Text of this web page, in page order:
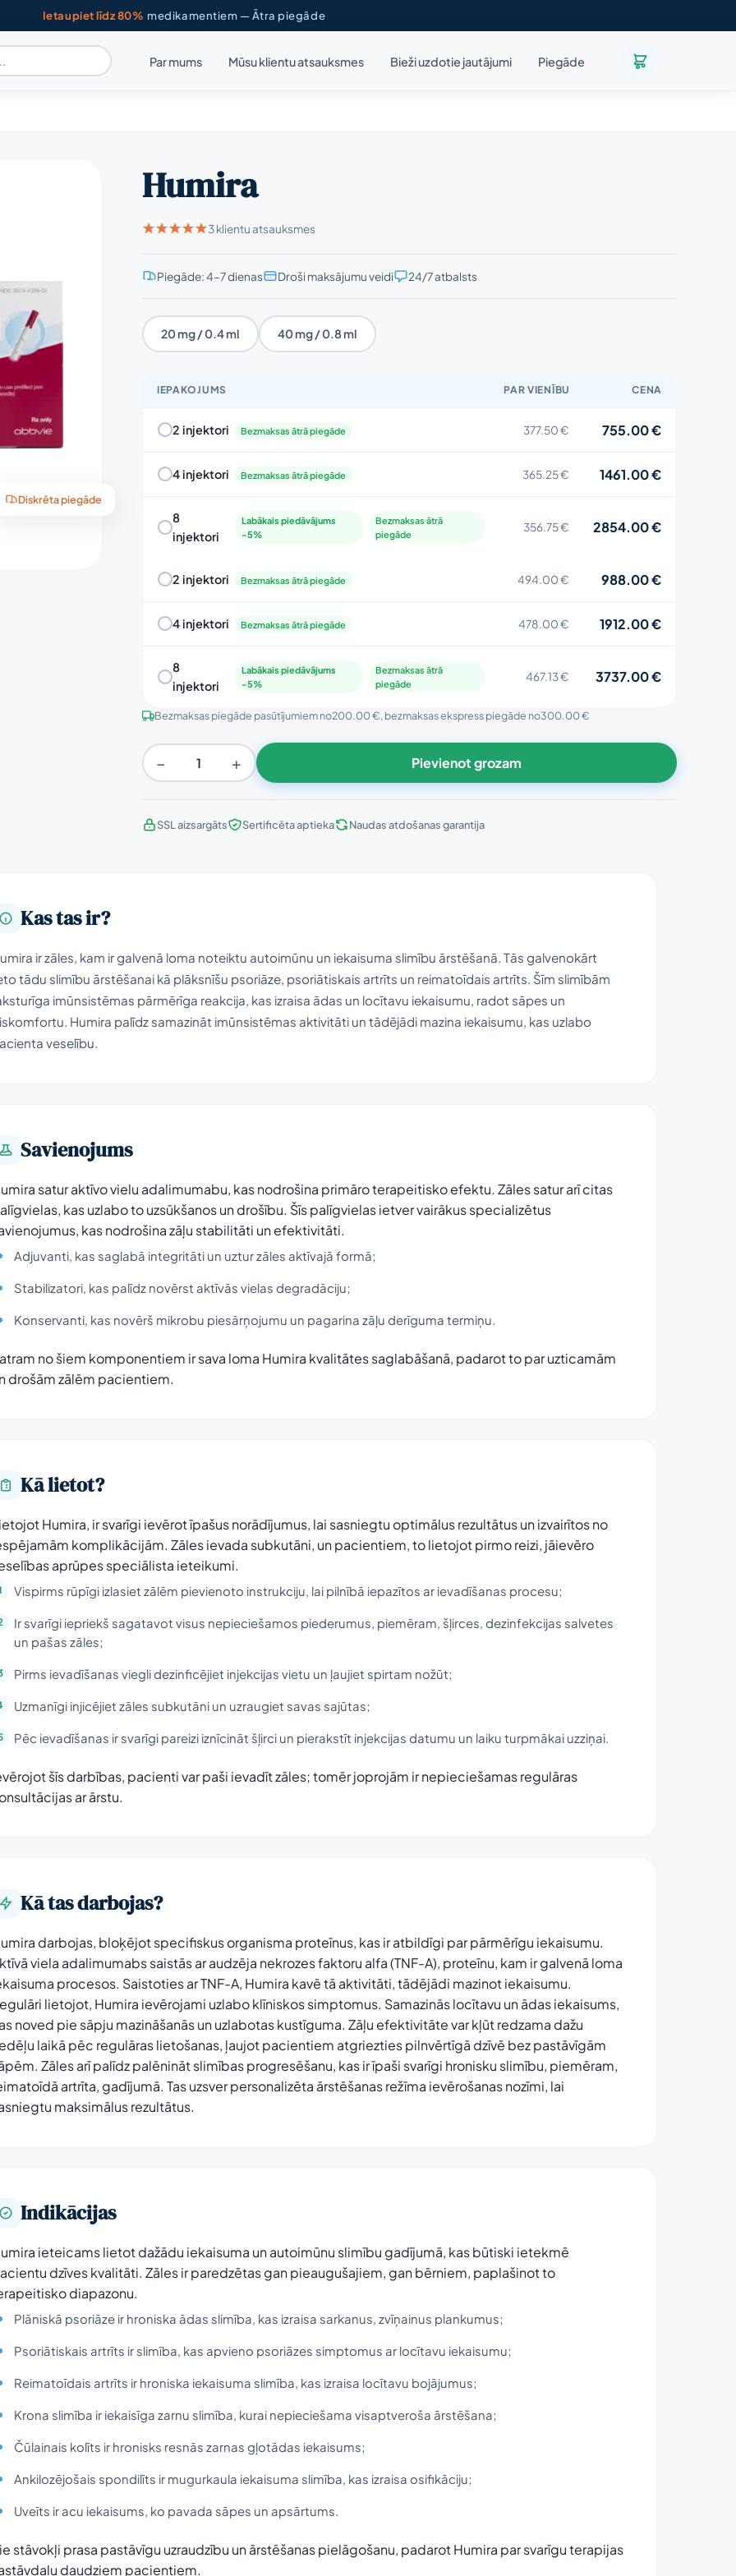
Ietaupiet līdz 80% medikamentiem — Ātra piegāde
Par mums Mūsu klientu atsauksmes Bieži uzdotie jautājumi Piegāde
Diskrēta piegāde
Humira
3 klientu atsauksmes
Piegāde: 4–7 dienas Droši maksājumu veidi 24/7 atbalsts
20 mg / 0.4 ml 40 mg / 0.8 ml
IEPAKOJUMS PAR VIENĪBU CENA
2 injektori Bezmaksas ātrā piegāde 377.50 € 755.00 €
4 injektori Bezmaksas ātrā piegāde 365.25 € 1461.00 €
8
injektori
Labākais piedāvājums
-5%
Bezmaksas ātrā
piegāde
356.75 € 2854.00 €
2 injektori Bezmaksas ātrā piegāde 494.00 € 988.00 €
4 injektori Bezmaksas ātrā piegāde 478.00 € 1912.00 €
8
injektori
Labākais piedāvājums
-5%
Bezmaksas ātrā
piegāde
467.13 € 3737.00 €
Bezmaksas piegāde pasūtījumiem no200.00 €, bezmaksas ekspress piegāde no300.00 €
− + Pievienot grozam
SSL aizsargāts Sertificēta aptieka Naudas atdošanas garantija
Kas tas ir?
ir zāles, kam ir galvenā loma noteiktu autoimūnu un iekaisuma slimību ārstēšanā. Tās galvenokārt
tādu slimību ārstēšanai kā plāksnīšu psoriāze, psoriātiskais artrīts un reimatoīdais artrīts. Šīm slimībām
imūnsistēmas pārmērīga reakcija, kas izraisa ādas un locītavu iekaisumu, radot sāpes un
Humira palīdz samazināt imūnsistēmas aktivitāti un tādējādi mazina iekaisumu, kas uzlabo
veselību.
Savienojums
satur aktīvo vielu adalimumabu, kas nodrošina primāro terapeitisko efektu. Zāles satur arī citas
kas uzlabo to uzsūkšanos un drošību. Šīs palīgvielas ietver vairākus specializētus
kas nodrošina zāļu stabilitāti un efektivitāti.
Adjuvanti, kas saglabā integritāti un uztur zāles aktīvajā formā;
Stabilizatori, kas palīdz novērst aktīvās vielas degradāciju;
Konservanti, kas novērš mikrobu piesārņojumu un pagarina zāļu derīguma termiņu.
no šiem komponentiem ir sava loma Humira kvalitātes saglabāšanā, padarot to par uzticamām
drošām zālēm pacientiem.
Kā lietot?
Humira, ir svarīgi ievērot īpašus norādījumus, lai sasniegtu optimālus rezultātus un izvairītos no
komplikācijām. Zāles ievada subkutāni, un pacientiem, to lietojot pirmo reizi, jāievēro
aprūpes speciālista ieteikumi.
Vispirms rūpīgi izlasiet zālēm pievienoto instrukciju, lai pilnībā iepazītos ar ievadīšanas procesu;
Ir svarīgi iepriekš sagatavot visus nepieciešamos piederumus, piemēram, šļirces, dezinfekcijas salvetes
un pašas zāles;
Pirms ievadīšanas viegli dezinficējiet injekcijas vietu un ļaujiet spirtam nožūt;
Uzmanīgi injicējiet zāles subkutāni un uzraugiet savas sajūtas;
Pēc ievadīšanas ir svarīgi pareizi iznīcināt šļirci un pierakstīt injekcijas datumu un laiku turpmākai uzziņai.
šīs darbības, pacienti var paši ievadīt zāles; tomēr joprojām ir nepieciešamas regulāras
ar ārstu.
Kā tas darbojas?
darbojas, bloķējot specifiskus organisma proteīnus, kas ir atbildīgi par pārmērīgu iekaisumu.
viela adalimumabs saistās ar audzēja nekrozes faktoru alfa (TNF-A), proteīnu, kam ir galvenā loma
procesos. Saistoties ar TNF-A, Humira kavē tā aktivitāti, tādējādi mazinot iekaisumu.
lietojot, Humira ievērojami uzlabo klīniskos simptomus. Samazinās locītavu un ādas iekaisums,
noved pie sāpju mazināšanās un uzlabotas kustīguma. Zāļu efektivitāte var kļūt redzama dažu
laikā pēc regulāras lietošanas, ļaujot pacientiem atgriezties pilnvērtīgā dzīvē bez pastāvīgām
Zāles arī palīdz palēnināt slimības progresēšanu, kas ir īpaši svarīgi hronisku slimību, piemēram,
artrīta, gadījumā. Tas uzsver personalizēta ārstēšanas režīma ievērošanas nozīmi, lai
maksimālus rezultātus.
Indikācijas
ieteicams lietot dažādu iekaisuma un autoimūnu slimību gadījumā, kas būtiski ietekmē
dzīves kvalitāti. Zāles ir paredzētas gan pieaugušajiem, gan bērniem, paplašinot to
diapazonu.
Plāniskā psoriāze ir hroniska ādas slimība, kas izraisa sarkanus, zvīņainus plankumus;
Psoriātiskais artrīts ir slimība, kas apvieno psoriāzes simptomus ar locītavu iekaisumu;
Reimatoīdais artrīts ir hroniska iekaisuma slimība, kas izraisa locītavu bojājumus;
Krona slimība ir iekaisīga zarnu slimība, kurai nepieciešama visaptveroša ārstēšana;
Čūlainais kolīts ir hronisks resnās zarnas gļotādas iekaisums;
Ankilozējošais spondilīts ir mugurkaula iekaisuma slimība, kas izraisa osifikāciju;
Uveīts ir acu iekaisums, ko pavada sāpes un apsārtums.
stāvokļi prasa pastāvīgu uzraudzību un ārstēšanas pielāgošanu, padarot Humira par svarīgu terapijas
daudziem pacientiem.